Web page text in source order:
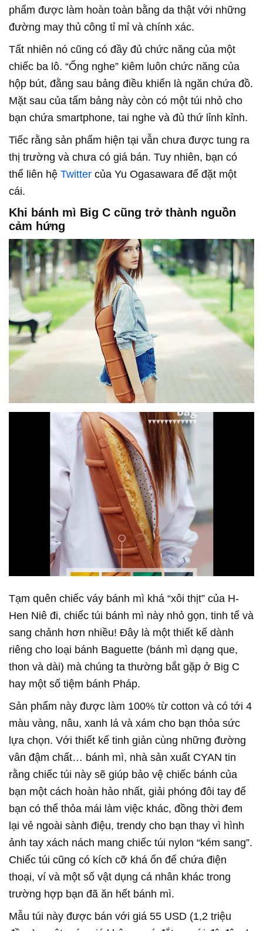
phẩm được làm hoàn toàn bằng da thật với những
đường may thủ công tỉ mỉ và chính xác.
Tất nhiên nó cũng có đầy đủ chức năng của một
chiếc ba lô. “Ống nghe” kiêm luôn chức năng của
hộp bút, đằng sau bảng điều khiển là ngăn chứa đồ.
Mặt sau của tấm bảng này còn có một túi nhỏ cho
bạn chứa smartphone, tai nghe và đủ thứ lỉnh kỉnh.
Tiếc rằng sản phẩm hiện tại vẫn chưa được tung ra
thị trường và chưa có giá bán. Tuy nhiên, bạn có
thể liên hệ Twitter của Yu Ogasawara để đặt một
cái.
Khi bánh mì Big C cũng trở thành nguồn
cảm hứng
Tạm quên chiếc váy bánh mì khá “xôi thịt” của H-
Hen Niê đi, chiếc túi bánh mì này nhỏ gọn, tinh tế và
sang chảnh hơn nhiều! Đây là một thiết kế dành
riêng cho loại bánh Baguette (bánh mì dạng que,
thon và dài) mà chúng ta thường bắt gặp ở Big C
hay một số tiệm bánh Pháp.
Sản phẩm này được làm 100% từ cotton và có tới 4
màu vàng, nâu, xanh lá và xám cho bạn thỏa sức
lựa chọn. Với thiết kế tinh giản cùng những đường
vân đậm chất… bánh mì, nhà sản xuất CYAN tin
rằng chiếc túi này sẽ giúp bảo vệ chiếc bánh của
bạn một cách hoàn hảo nhất, giải phóng đôi tay để
bạn có thể thỏa mái làm việc khác, đồng thời đem
lại vẻ ngoài sành điệu, trendy cho bạn thay vì hình
ảnh tay xách nách mang chiếc túi nylon “kém sang”.
Chiếc túi cũng có kích cỡ khá ổn để chứa điện
thoại, ví và một số vật dụng cá nhân khác trong
trường hợp bạn đã ăn hết bánh mì.
Mẫu túi này được bán với giá 55 USD (1,2 triệu